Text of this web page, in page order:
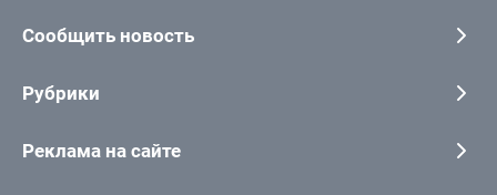
Сообщить новость
Рубрики
Реклама на сайте